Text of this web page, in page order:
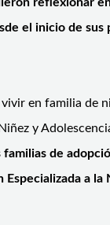
el inicio de sus
en familia de
y
de
a la